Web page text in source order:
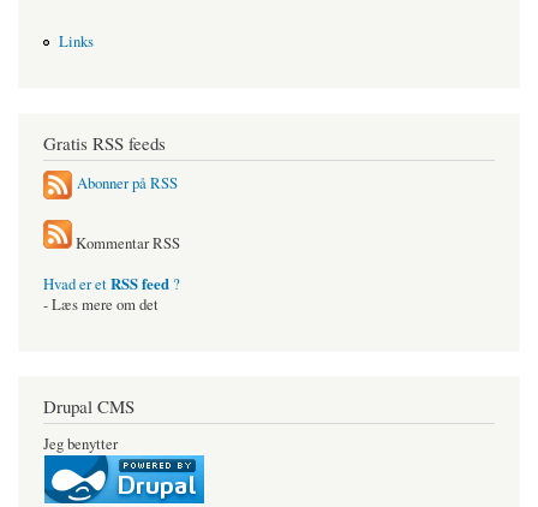
Links
Gratis RSS feeds
Abonner på RSS
Kommentar RSS
Hvad er etRSS feed ?
- Læs mere om det
Drupal CMS
Jeg benytter